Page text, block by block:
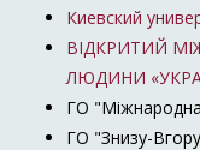
Киевский
ВІДКРИТИЙ
ЛЮДИНИ
ГО "Міжнародна
ГО "Знизу-